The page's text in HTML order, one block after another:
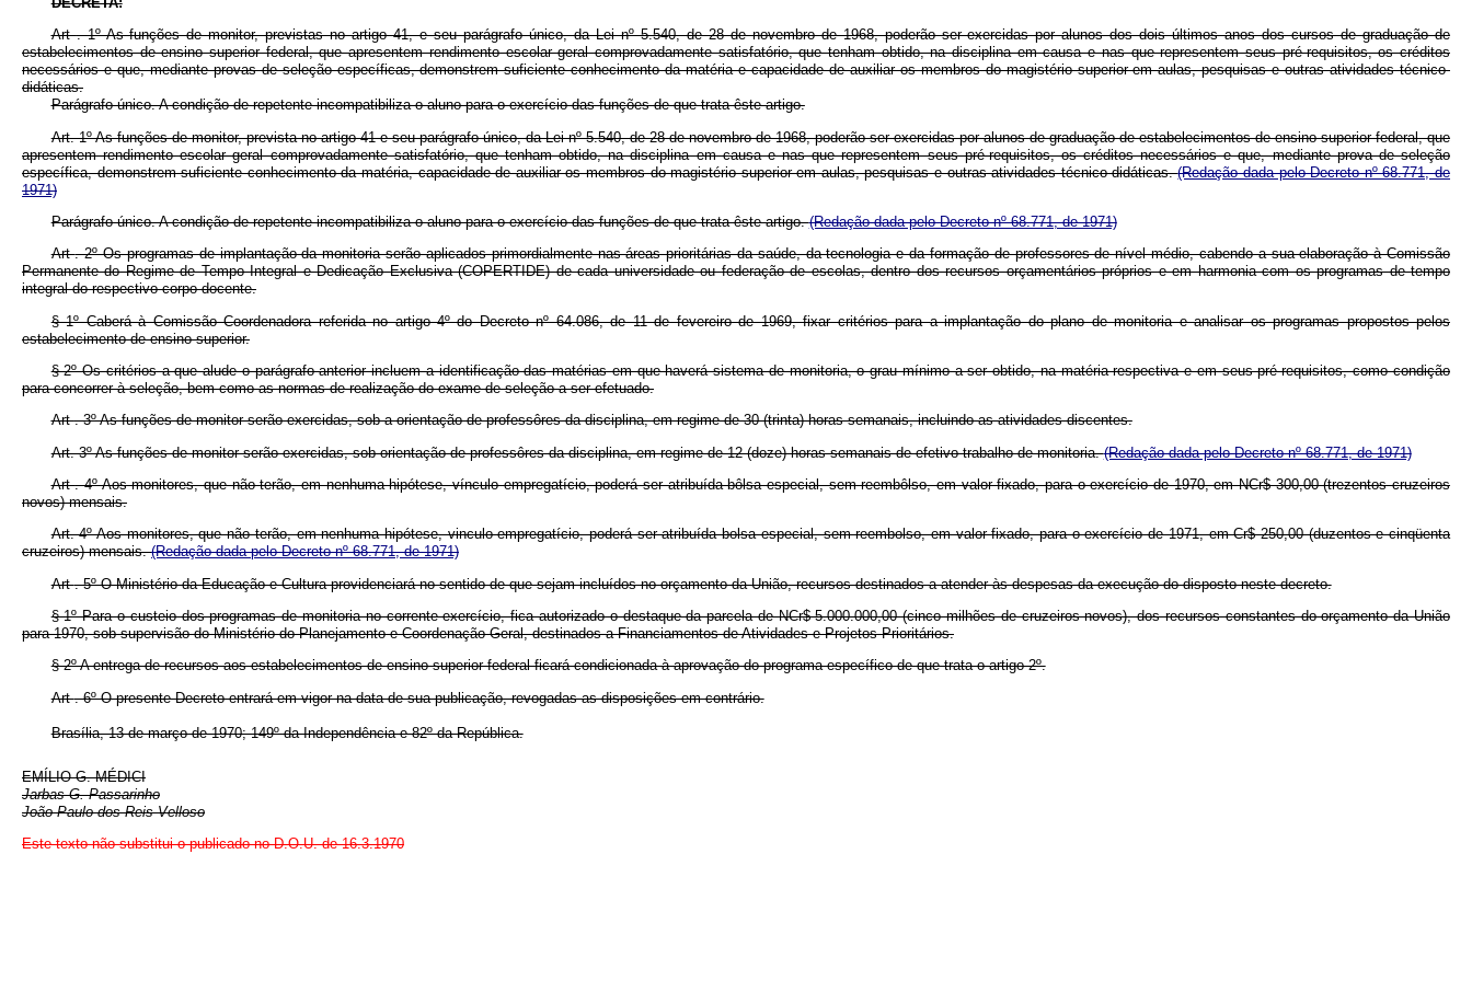
Art. 1º As funções de monitor, previstas no artigo 41, e seu parágrafo único, da Lei nº 5.540, de 28 de novembro de 1968, poderão ser exercidas por alunos dos dois últimos anos dos cursos de graduação de
estabelecimentos de ensino superior federal, que apresentem rendimento escolar geral comprovadamente satisfatório, que tenham obtido, na disciplina em causa e nas que representem seus pré-requisitos, os créditos
necessários e que, mediante provas de seleção específicas, demonstrem suficiente conhecimento da matéria e capacidade de auxiliar os membros do magistério superior em aulas, pesquisas e outras atividades técnico-
didáticas.
Parágrafo único. A condição de repetente incompatibiliza o aluno para o exercício das funções de que trata êste artigo.
Art. 1º As funções de monitor, prevista no artigo 41 e seu parágrafo único, da Lei nº 5.540, de 28 de novembro de 1968, poderão ser exercidas por alunos de graduação de estabelecimentos de ensino superior federal, que
apresentem rendimento escolar geral comprovadamente satisfatório, que tenham obtido, na disciplina em causa e nas que representem seus pré-requisitos, os créditos necessários e que, mediante prova de seleção
específica, demonstrem suficiente conhecimento da matéria, capacidade de auxiliar os membros do magistério superior em aulas, pesquisas e outras atividades técnico-didáticas.(Redação dada pelo Decreto nº 68.771, de
1971)
Parágrafo único. A condição de repetente incompatibiliza o aluno para o exercício das funções de que trata êste artigo.(Redação dada pelo Decreto nº 68.771, de 1971)
Art. 2º Os programas de implantação da monitoria serão aplicados primordialmente nas áreas prioritárias da saúde, da tecnologia e da formação de professores de nível médio, cabendo a sua elaboração à Comissão
Permanente do Regime de Tempo Integral e Dedicação Exclusiva (COPERTIDE) de cada universidade ou federação de escolas, dentro dos recursos orçamentários próprios e em harmonia com os programas de tempo
integral do respectivo corpo docente.
§ 1º Caberá à Comissão Coordenadora referida no artigo 4º do Decreto nº 64.086, de 11 de fevereiro de 1969, fixar critérios para a implantação do plano de monitoria e analisar os programas propostos pelos
estabelecimento de ensino superior.
§ 2º Os critérios a que alude o parágrafo anterior incluem a identificação das matérias em que haverá sistema de monitoria, o grau mínimo a ser obtido, na matéria respectiva e em seus pré-requisitos, como condição
para concorrer à seleção, bem como as normas de realização do exame de seleção a ser efetuado.
Art. 3º As funções de monitor serão exercidas, sob a orientação de professôres da disciplina, em regime de 30 (trinta) horas semanais, incluindo as atividades discentes.
Art. 3º As funções de monitor serão exercidas, sob orientação de professôres da disciplina, em regime de 12 (doze) horas semanais de efetivo trabalho de monitoria.(Redação dada pelo Decreto nº 68.771, de 1971)
Art. 4º Aos monitores, que não terão, em nenhuma hipótese, vínculo empregatício, poderá ser atribuída bôlsa especial, sem reembôlso, em valor fixado, para o exercício de 1970, em NCr$ 300,00 (trezentos cruzeiros
novos) mensais.
Art. 4º Aos monitores, que não terão, em nenhuma hipótese, vinculo empregatício, poderá ser atribuída bolsa especial, sem reembolso, em valor fixado, para o exercício de 1971, em Cr$ 250,00 (duzentos e cinqüenta
cruzeiros) mensais.(Redação dada pelo Decreto nº 68.771, de 1971)
Art. 5º O Ministério da Educação e Cultura providenciará no sentido de que sejam incluídos no orçamento da União, recursos destinados a atender às despesas da execução do disposto neste decreto.
§ 1º Para o custeio dos programas de monitoria no corrente exercício, fica autorizado o destaque da parcela de NCr$ 5.000.000,00 (cinco milhões de cruzeiros novos), dos recursos constantes do orçamento da União
para 1970, sob supervisão do Ministério do Planejamento e Coordenação Geral, destinados a Financiamentos de Atividades e Projetos Prioritários.
§ 2º A entrega de recursos aos estabelecimentos de ensino superior federal ficará condicionada à aprovação do programa específico de que trata o artigo 2º.
Art. 6º O presente Decreto entrará em vigor na data de sua publicação, revogadas as disposições em contrário.
Brasília, 13 de março de 1970; 149º da Independência e 82º da República.
EMÍLIO G. MÉDICI
Jarbas G. Passarinho
João Paulo dos Reis Velloso
Este texto não substitui o publicado no D.O.U. de 16.3.1970